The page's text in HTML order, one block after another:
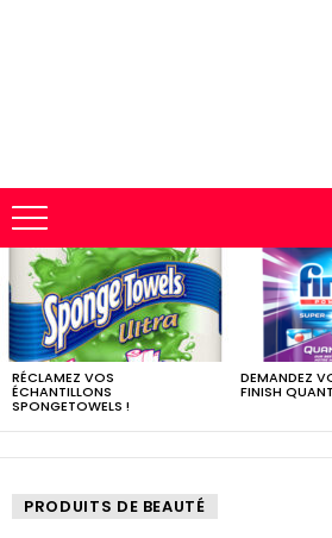
LES
DERNIERS
ÉCHANTILLONS
RÉCLAMEZ VOS
ÉCHANTILLONS
SPONGETOWELS !
DEMANDEZ
FINISH
PRODUITS DE BEAUTÉ